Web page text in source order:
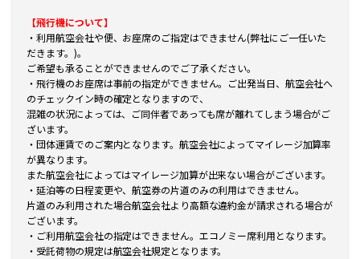
【飛行機について】
・利用航空会社や便、お座席のご指定はできません(弊社にご一任いた
だきます。)。
ご希望も承ることができませんのでご了承ください。
・飛行機のお座席は事前の指定ができません。ご出発当日、航空会社へ
のチェックイン時の確定となりますので、
混雑の状況によっては、ご同伴者であっても席が離れてしまう場合がご
ざいます。
・団体運賃でのご案内となります。航空会社によってマイレージ加算率
が異なります。
また航空会社によってはマイレージ加算が出来ない場合がございます。
・延泊等の日程変更や、航空券の片道のみの利用はできません。
片道のみ利用された場合航空会社より高額な違約金が請求される場合が
ございます。
・ご利用航空会社の指定はできません。エコノミー席利用となります。
・受託荷物の規定は航空会社規定となります。